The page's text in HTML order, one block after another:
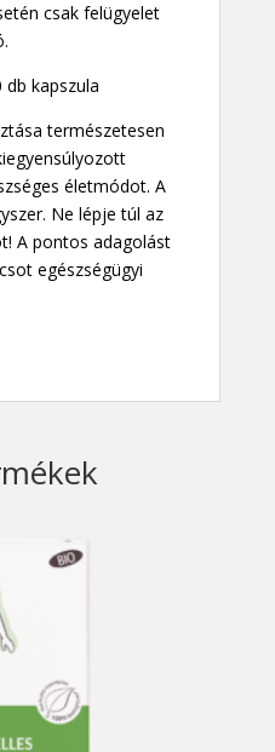
csak felügyelet
kapszula
természetesen
életmódot. A
Ne lépje túl az
A pontos adagolást
egészségügyi